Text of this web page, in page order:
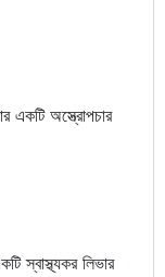
একটি অস্ত্রোপচার
স্বাস্থ্যকর লিভার